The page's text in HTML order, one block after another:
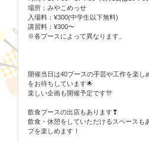
場所：みやこめっせ
入場料：¥300(中学生以下無料)
講習料：¥300〜
※各ブースによって異なります。
開催当日は40ブースの手芸や工作を楽し
をお待ちしています🌟
楽しい企画も開催予定です🎊
飲食ブースの出店もあります❣
飲食・休憩をしていただけるスペースも
プを楽しめます！